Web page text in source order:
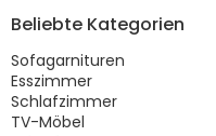
Beliebte Kategorien
Sofagarnituren
Esszimmer
Schlafzimmer
TV-Möbel